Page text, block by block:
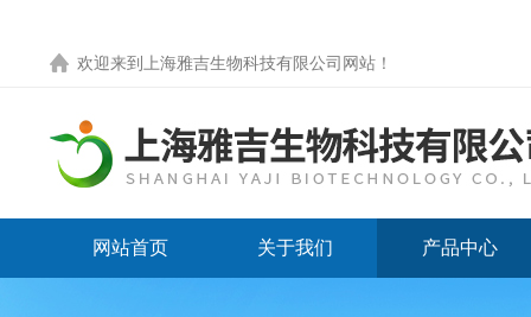
欢迎来到 上海雅吉生物科技有限公司网站 ！
网站首页 关于我们 产品中心